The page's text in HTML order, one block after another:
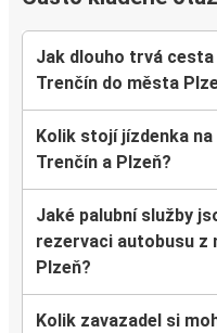
Jak dlouho trvá
Trenčín do města
Kolik stojí jízdenka
Trenčín a Plzeň?
Jaké palubní služby
rezervaci autobusu z
Plzeň?
Kolik zavazadel si